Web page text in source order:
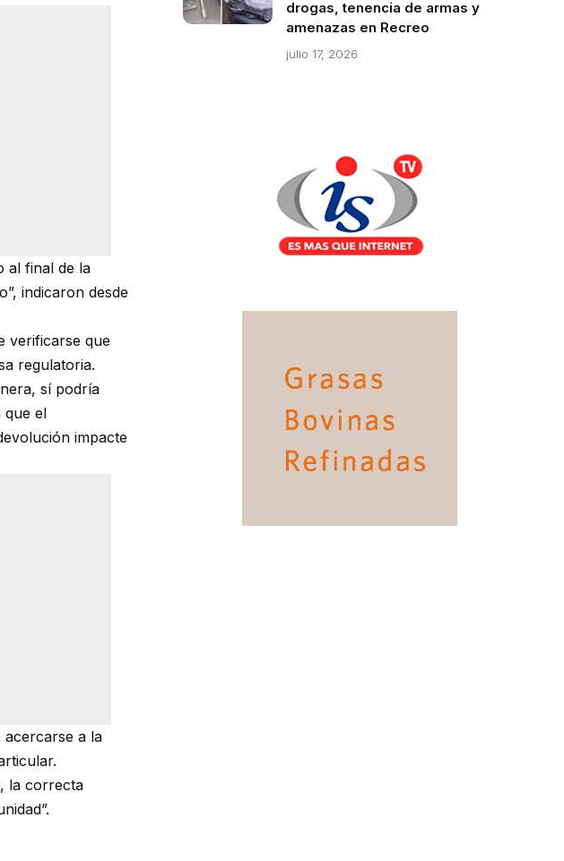
al final de la
indicaron desde
verificarse que
regulatoria.
sí podría
que el
impacte
acercarse a la
la correcta
drogas, tenencia de armas y
amenazas en Recreo
julio 17, 2026